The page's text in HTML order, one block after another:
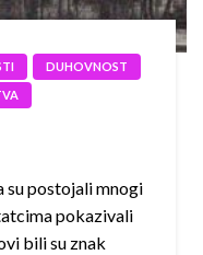
DUHOVNOST
su postojali mnogi
pokazivali
bili su znak